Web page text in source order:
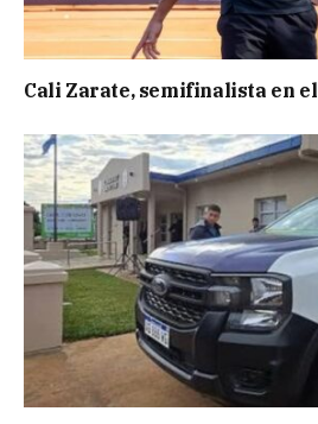
Cali Zarate, semifinalista en